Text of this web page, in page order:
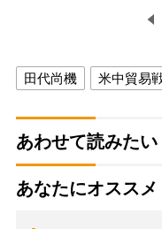
田代尚機 米中貿易
あわせて読みたい
あなたにオススメ